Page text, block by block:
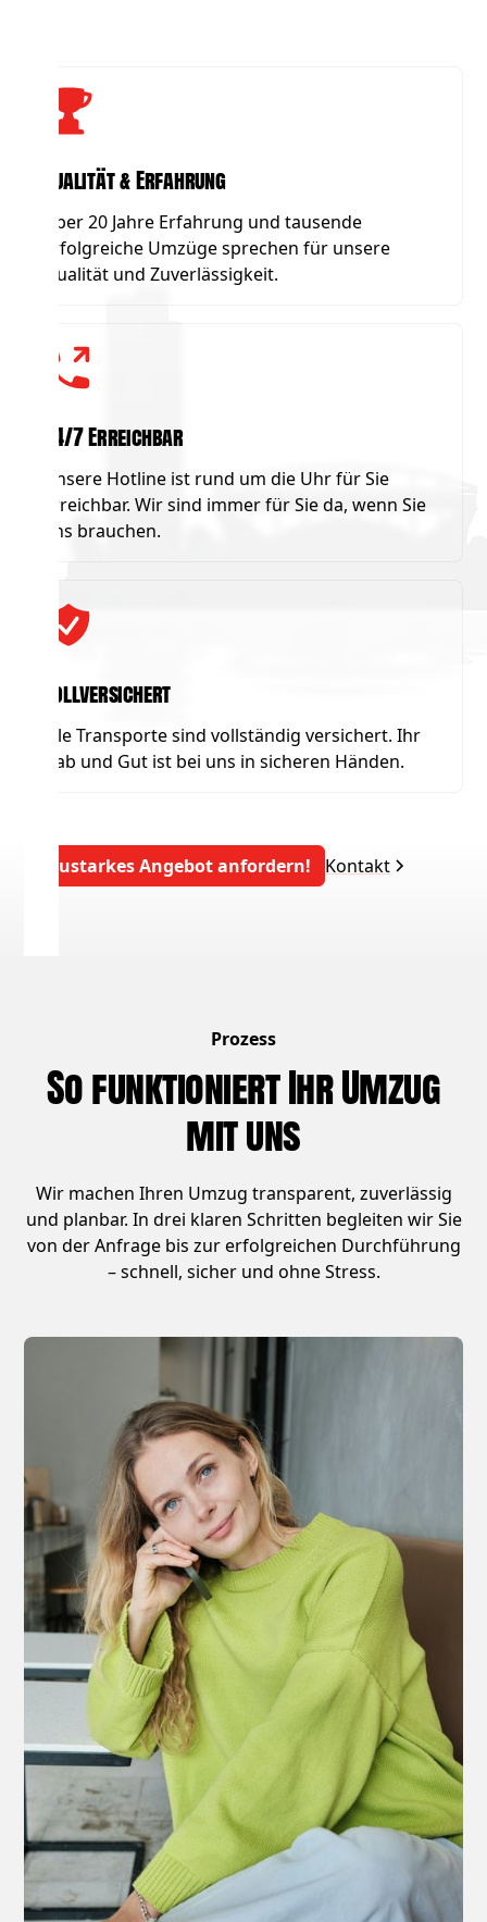
Qualität & Erfahrung
Über 20 Jahre Erfahrung und tausende
erfolgreiche Umzüge sprechen für unsere
Qualität und Zuverlässigkeit.
24/7 Erreichbar
Unsere Hotline ist rund um die Uhr für Sie
erreichbar. Wir sind immer für Sie da, wenn Sie
uns brauchen.
Vollversichert
Alle Transporte sind vollständig versichert. Ihr
Hab und Gut ist bei uns in sicheren Händen.
Saustarkes Angebot anfordern! Kontakt
Prozess
So funktioniert Ihr Umzug
mit uns
Wir machen Ihren Umzug transparent, zuverlässig
und planbar. In drei klaren Schritten begleiten wir Sie
von der Anfrage bis zur erfolgreichen Durchführung
– schnell, sicher und ohne Stress.